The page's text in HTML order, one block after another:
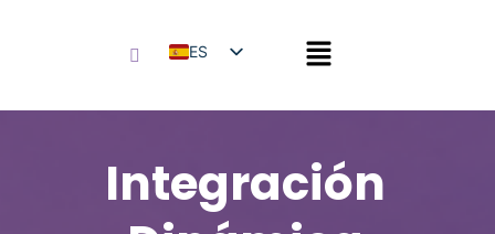
ES
Integración